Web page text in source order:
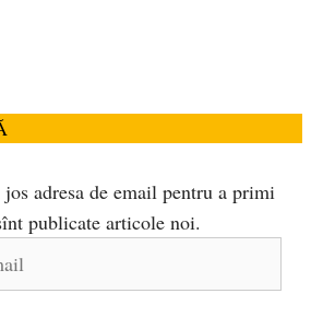
adresa de email pentru a primi
publicate articole noi.